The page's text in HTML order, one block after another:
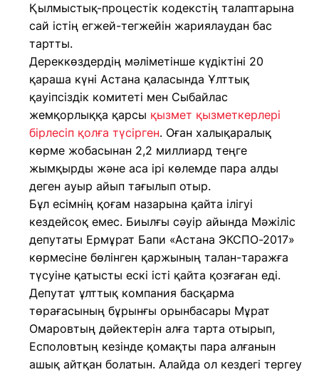
Қылмыстық-процестік кодекстің талаптарына
сай істің егжей-тегжейін жариялаудан бас
тартты.
Дереккөздердің мәліметінше күдіктіні 20
қараша күні Астана қаласында Ұлттық
қауіпсіздік комитеті мен Сыбайлас
жемқорлыққа қарсы қызмет қызметкерлері
бірлесіп қолға түсірген. Оған халықаралық
көрме жобасынан 2,2 миллиард теңге
жымқырды және аса ірі көлемде пара алды
деген ауыр айып тағылып отыр.
Бұл есімнің қоғам назарына қайта ілігуі
кездейсоқ емес. Биылғы сәуір айында Мәжіліс
депутаты Ермұрат Бапи «Астана ЭКСПО-2017»
көрмесіне бөлінген қаржының талан-таражға
түсуіне қатысты ескі істі қайта қозғаған еді.
Депутат ұлттық компания басқарма
төрағасының бұрынғы орынбасары Мұрат
Омаровтың дәйектерін алға тарта отырып,
Есполовтың кезінде қомақты пара алғанын
ашық айтқан болатын. Алайда ол кездегі тергеу